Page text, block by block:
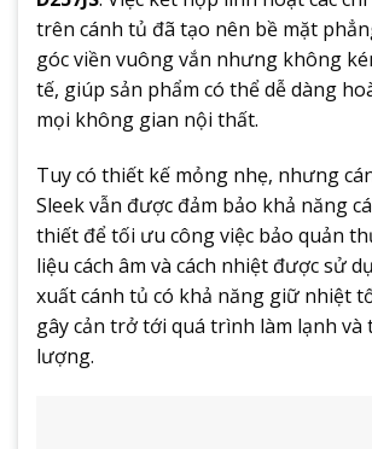
trên cánh tủ đã tạo nên bề mặt
góc viền vuông vắn nhưng không
tế, giúp sản phẩm có thể dễ dàng
mọi không gian nội thất.
Tuy có thiết kế mỏng nhẹ, nhưng
Sleek vẫn được đảm bảo khả năng
thiết để tối ưu công việc bảo quản
liệu cách âm và cách nhiệt được sử
xuất cánh tủ có khả năng giữ nhiệt
gây cản trở tới quá trình làm lạnh và
lượng.